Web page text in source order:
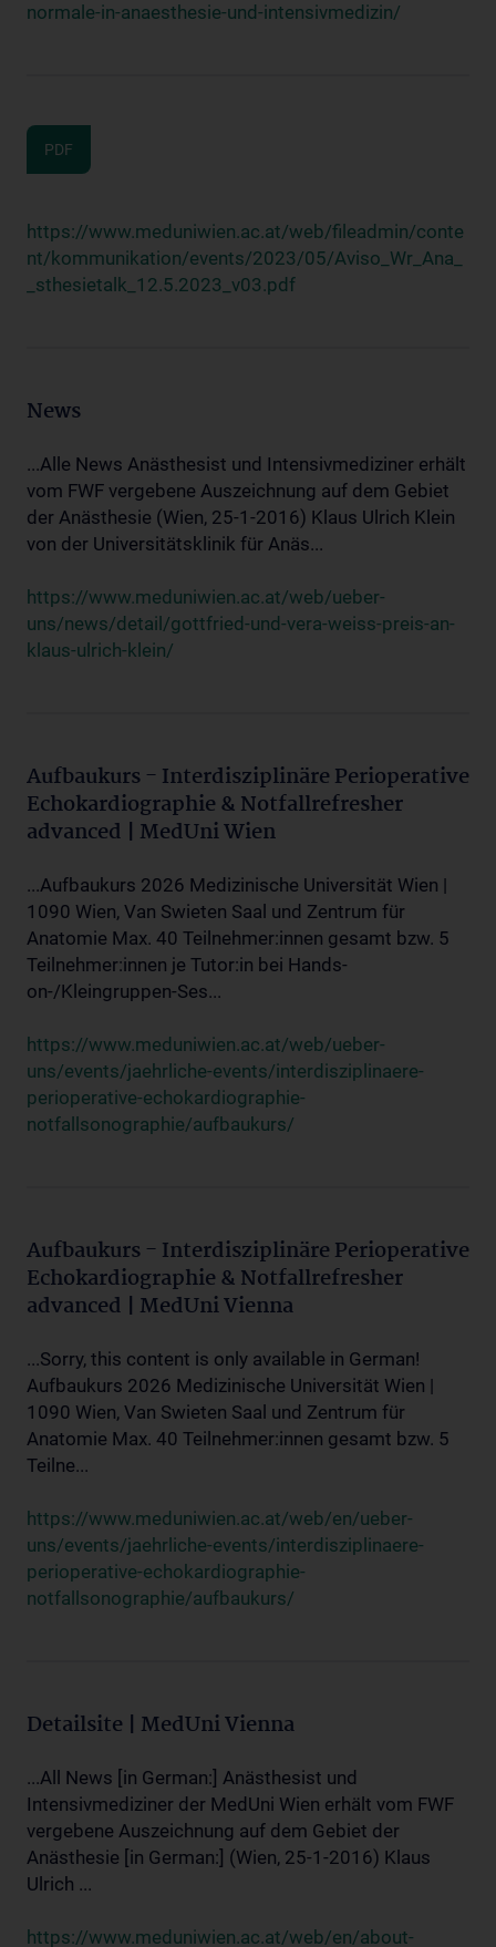
normale-in-anaesthesie-und-intensivmedizin/
PDF
https://www.meduniwien.ac.at/web/fileadmin/conte
nt/kommunikation/events/2023/05/Aviso_Wr_Ana_
_sthesietalk_12.5.2023_v03.pdf
News
...Alle News Anästhesist und Intensivmediziner erhält
vom FWF vergebene Auszeichnung auf dem Gebiet
der Anästhesie (Wien, 25-1-2016) Klaus Ulrich Klein
von der Universitätsklinik für Anäs...
https://www.meduniwien.ac.at/web/ueber-
uns/news/detail/gottfried-und-vera-weiss-preis-an-
klaus-ulrich-klein/
Aufbaukurs - Interdisziplinäre Perioperative
Echokardiographie & Notfallrefresher
advanced | MedUni Wien
...Aufbaukurs 2026 Medizinische Universität Wien |
1090 Wien, Van Swieten Saal und Zentrum für
Anatomie Max. 40 Teilnehmer:innen gesamt bzw. 5
Teilnehmer:innen je Tutor:in bei Hands-
on-/Kleingruppen-Ses...
https://www.meduniwien.ac.at/web/ueber-
uns/events/jaehrliche-events/interdisziplinaere-
perioperative-echokardiographie-
notfallsonographie/aufbaukurs/
Aufbaukurs - Interdisziplinäre Perioperative
Echokardiographie & Notfallrefresher
advanced | MedUni Vienna
...Sorry, this content is only available in German!
Aufbaukurs 2026 Medizinische Universität Wien |
1090 Wien, Van Swieten Saal und Zentrum für
Anatomie Max. 40 Teilnehmer:innen gesamt bzw. 5
Teilne...
https://www.meduniwien.ac.at/web/en/ueber-
uns/events/jaehrliche-events/interdisziplinaere-
perioperative-echokardiographie-
notfallsonographie/aufbaukurs/
Detailsite | MedUni Vienna
...All News [in German:] Anästhesist und
Intensivmediziner der MedUni Wien erhält vom FWF
vergebene Auszeichnung auf dem Gebiet der
Anästhesie [in German:] (Wien, 25-1-2016) Klaus
Ulrich ...
https://www.meduniwien.ac.at/web/en/about-